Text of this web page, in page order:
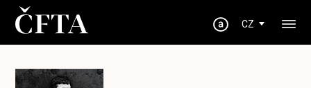
CZ